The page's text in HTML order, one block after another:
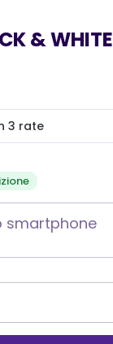
& WHITE
smartphone